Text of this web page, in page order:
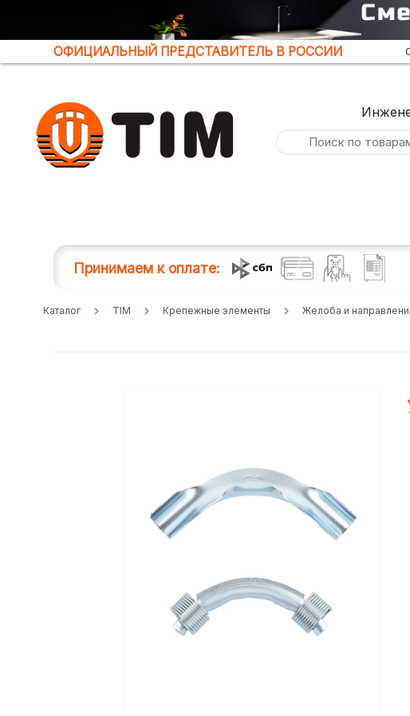
ОФИЦИАЛЬНЫЙ ПРЕДСТАВИТЕЛЬ В РОССИИ
Принимаем к оплате:
Каталог TIM Крепежные элементы Желоба и